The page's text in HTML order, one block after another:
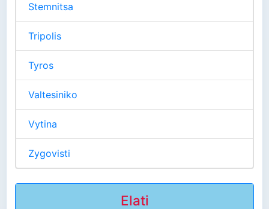
Stemnitsa
Tripolis
Tyros
Valtesiniko
Vytina
Zygovisti
Elati